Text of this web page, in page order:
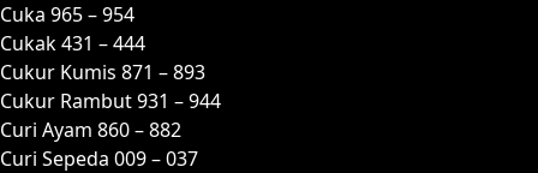
Cuka 965 – 954
Cukak 431 – 444
Cukur Kumis 871 – 893
Cukur Rambut 931 – 944
Curi Ayam 860 – 882
Curi Sepeda 009 – 037